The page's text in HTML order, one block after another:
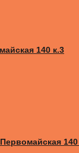
140 к.3
140